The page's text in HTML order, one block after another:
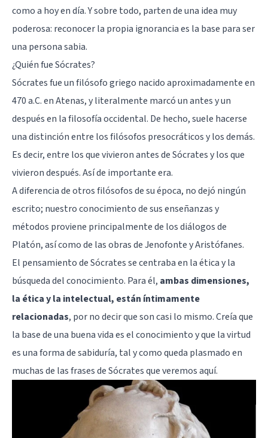
como a hoy en día. Y sobre todo, parten de una idea muy
poderosa: reconocer la propia ignorancia es la base para ser
una persona sabia.
¿Quién fue Sócrates?
Sócrates fue un filósofo griego nacido aproximadamente en
470 a.C. en Atenas, y literalmente marcó un antes y un
después en la filosofía occidental. De hecho, suele hacerse
una distinción entre los filósofos presocráticos y los demás.
Es decir, entre los que vivieron antes de Sócrates y los que
vivieron después. Así de importante era.
A diferencia de otros filósofos de su época, no dejó ningún
escrito; nuestro conocimiento de sus enseñanzas y
métodos proviene principalmente de los diálogos de
Platón, así como de las obras de Jenofonte y Aristófanes.
El pensamiento de Sócrates se centraba en la ética y la
búsqueda del conocimiento. Para él, ambas dimensiones,
la ética y la intelectual, están íntimamente
relacionadas, por no decir que son casi lo mismo. Creía que
la base de una buena vida es el conocimiento y que la virtud
es una forma de sabiduría, tal y como queda plasmado en
muchas de las frases de Sócrates que veremos aquí.